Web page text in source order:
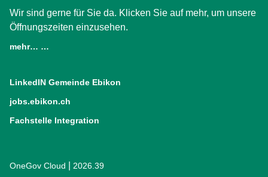
Wir sind gerne für Sie da. Klicken Sie auf mehr, um unsere
Öffnungszeiten einzusehen.
mehr… …
LinkedIN Gemeinde Ebikon
jobs.ebikon.ch
Fachstelle Integration
OneGov Cloud (External Link)
2026.39